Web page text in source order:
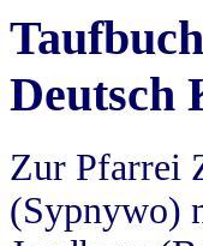
Deutsch
Zur Pfarrei
(Sypnywo)